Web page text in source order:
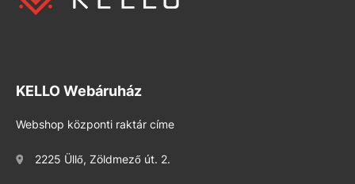
KELLO Webáruház
Webshop központi raktár címe
2225 Üllő, Zöldmező út. 2.